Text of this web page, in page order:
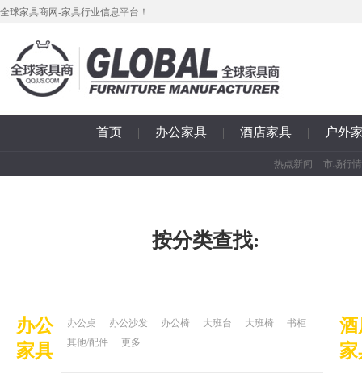
全球家具商网-家具行业信息平台！
首页 | 办公家具 | 酒店家具 | 户外
热点新闻 市场行情
按分类查找:
办公
家具
办公桌 办公沙发 办公椅 大班台 大班椅
书柜
其他/配件
更多
酒
家